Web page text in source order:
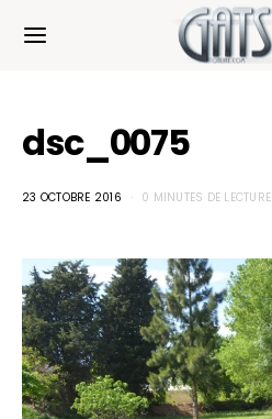
dsc_0075
23 OCTOBRE 2016 0 MINUTES DE LECTURE
Cookies management panel